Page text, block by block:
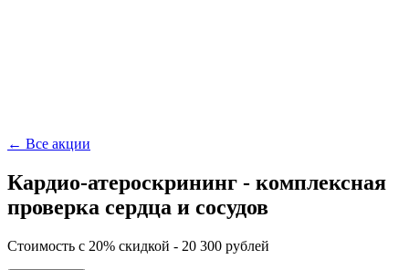
← Все акции
Кардио-атероскрининг - комплексная
проверка сердца и сосудов
Стоимость с 20% скидкой - 20 300 рублей